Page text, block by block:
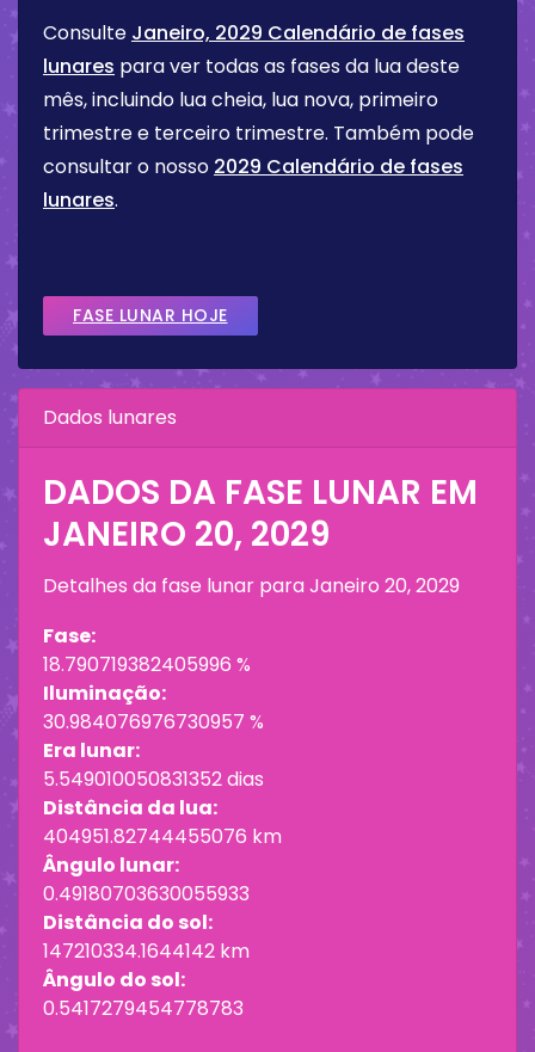
Consulte Janeiro, 2029 Calendário de fases
lunares para ver todas as fases da lua deste
mês, incluindo lua cheia, lua nova, primeiro
trimestre e terceiro trimestre. Também pode
consultar o nosso 2029 Calendário de fases
lunares.
FASE LUNAR HOJE
Dados lunares
DADOS DA FASE LUNAR EM
JANEIRO 20, 2029
Detalhes da fase lunar paraJaneiro 20, 2029
Fase:
18.790719382405996 %
Iluminação:
30.984076976730957 %
Era lunar:
5.549010050831352 dias
Distância da lua:
404951.82744455076 km
Ângulo lunar:
0.49180703630055933
Distância do sol:
147210334.1644142 km
Ângulo do sol:
0.5417279454778783